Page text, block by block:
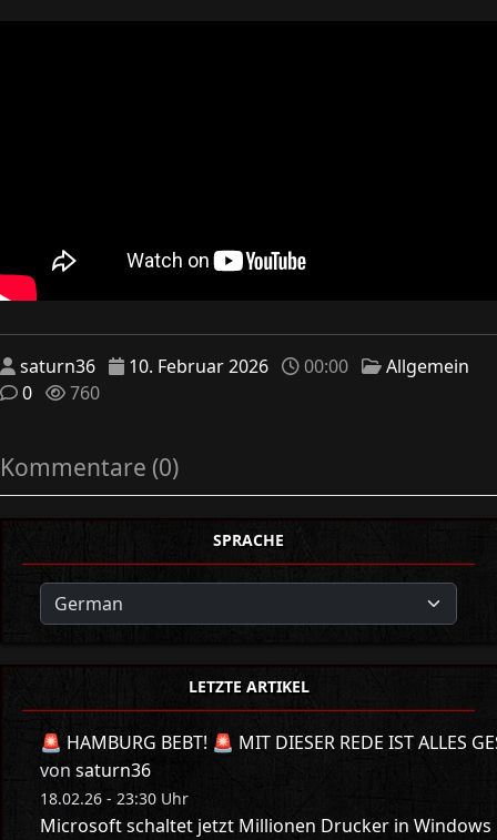
saturn36 10. Februar 2026 00:00
Allgemein
0
760
Kommentare (0)
SPRACHE
LETZTE ARTIKEL
🚨 HAMBURG BEBT! 🚨 MIT DIESER REDE IST ALLES
von saturn36
18.02.26 - 23:30 Uhr
Microsoft schaltet jetzt Millionen Drucker in Windows